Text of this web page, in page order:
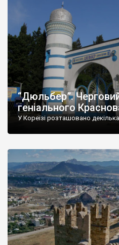
“Дюльбер”.
геніального
У Кореїзі розташовано